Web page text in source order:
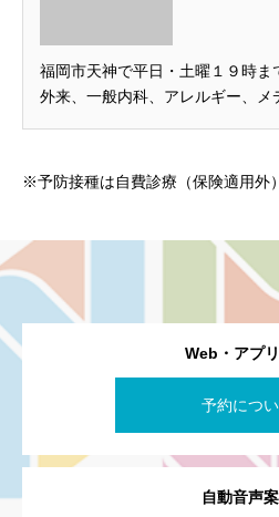
福岡市天神で平日・土曜１９時
外来、一般内科、アレルギー、メ
ジット、QRなど各種支払い方法
※予防接種は自費診療（保険適用外
Web・アプ
予約につ
自動音声